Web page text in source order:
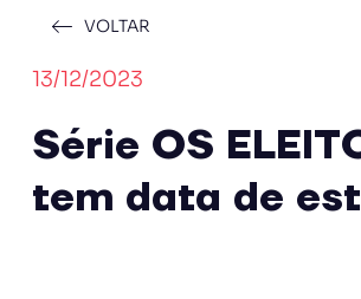
VOLTAR
13/12/2023
Série OS
tem data de